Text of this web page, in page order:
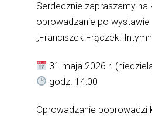
Serdecznie zapraszamy na
oprowadzanie po wystawie
„Franciszek Frączek.
31 maja 2026 r.
godz. 14:00
Oprowadzanie poprowadzi